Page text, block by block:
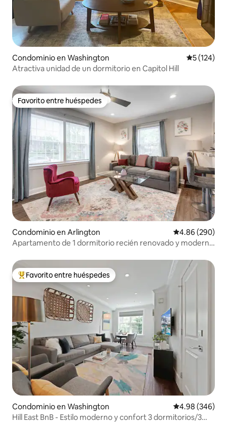
Condominio en Washington
5 (124)
Atractiva unidad de un dormitorio en Capitol Hill
Favorito entre huéspedes
Favorito entre huéspedes
Condominio en Arlington Calificación
4.86 (290)
Apartamento de 1 dormitorio recién renovado y moderno
De los mejores en Favorito entre huéspedes
Favorito entre huéspedes
Condominio en Washington Calificación
4.98 (346)
Hill East BnB - Estilo moderno y confort 3 dormitorios/3